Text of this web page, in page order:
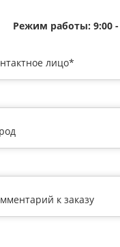
Режим работы: 9:00
лицо
к заказу